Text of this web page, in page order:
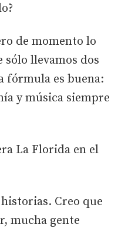
de momento lo
llevamos dos
fórmula es buena:
y música siempre
La Florida en el
Creo que
mucha gente